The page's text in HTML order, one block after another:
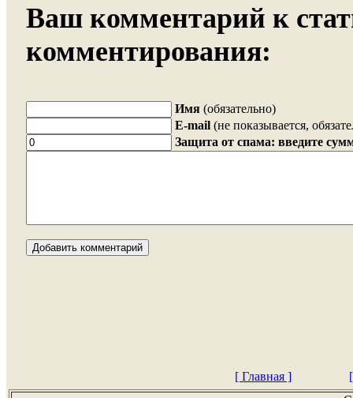
Ваш комментарий к
комментирования:
Имя (обязательно)
E-mail (не показывается,
Защита от спама: введите
[ Главная ]